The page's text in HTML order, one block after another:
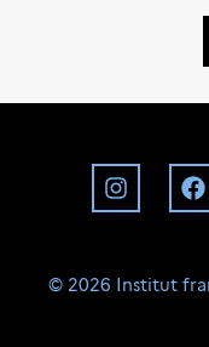
©️ 2026 Institut